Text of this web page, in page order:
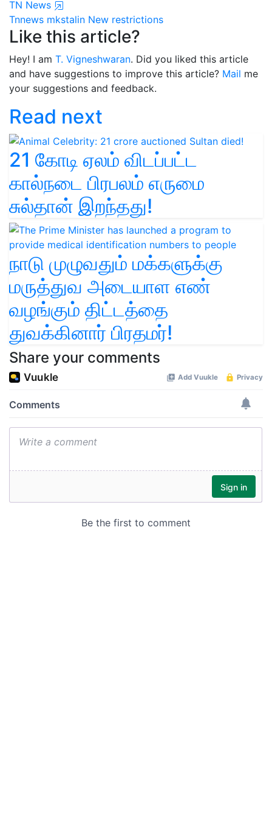
TN News
Tnnews mkstalin New restrictions
Like this article?
Hey! I am T. Vigneshwaran. Did you liked this article
and have suggestions to improve this article? Mail me
your suggestions and feedback.
Read next
21 கோடி ஏலம் விடப்பட்ட
கால்நடை பிரபலம் எருமை
சுல்தான் இறந்தது!
நாடு முழுவதும் மக்களுக்கு
மருத்துவ அடையாள எண்
வழங்கும் திட்டத்தை
துவக்கினார் பிரதமர்!
Share your comments